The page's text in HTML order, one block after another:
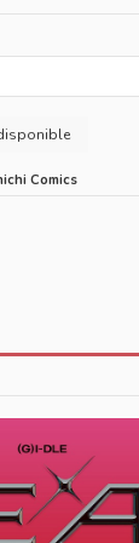
Comics